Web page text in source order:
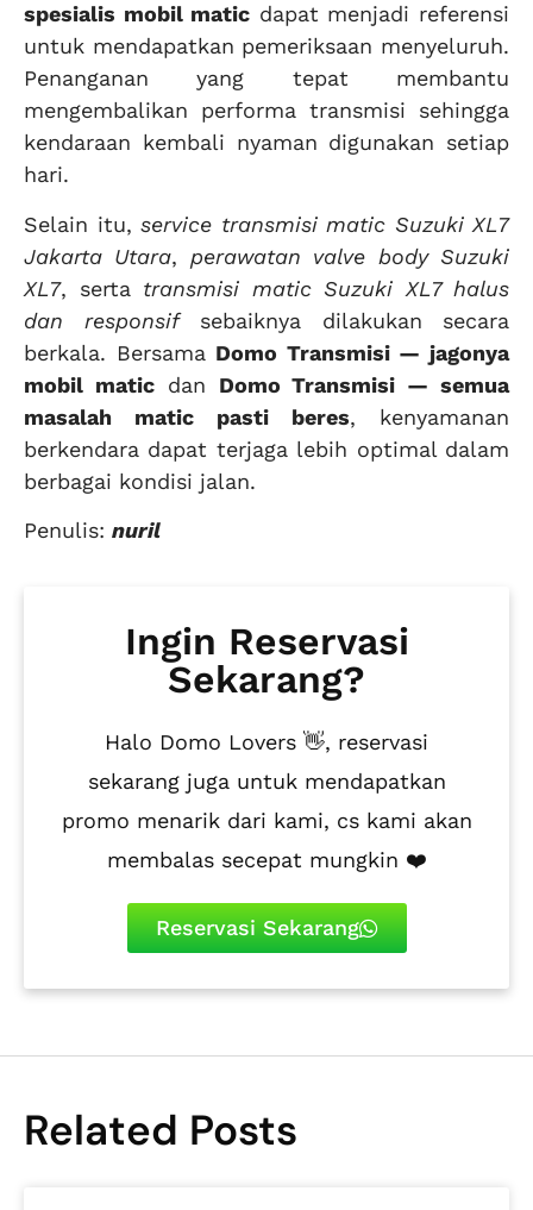
spesialis mobil matic dapat menjadi referensi
untuk mendapatkan pemeriksaan menyeluruh.
Penanganan yang tepat membantu
mengembalikan performa transmisi sehingga
kendaraan kembali nyaman digunakan setiap
hari.
Selain itu, service transmisi matic Suzuki XL7
Jakarta Utara, perawatan valve body Suzuki
XL7, serta transmisi matic Suzuki XL7 halus
dan responsifsebaiknya dilakukan secara
berkala. Bersama Domo Transmisi — jagonya
mobil maticdan Domo Transmisi — semua
masalah matic pasti beres, kenyamanan
berkendara dapat terjaga lebih optimal dalam
berbagai kondisi jalan.
Penulis: nuril
Ingin Reservasi
Sekarang?
Halo Domo Lovers 👋, reservasi
sekarang juga untuk mendapatkan
promo menarik dari kami, cs kami akan
membalas secepat mungkin ❤️
Reservasi Sekarang
Related Posts